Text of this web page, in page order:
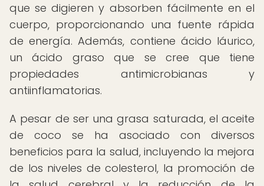
que se digieren y absorben fácilmente en el
cuerpo, proporcionando una fuente rápida
de energía. Además, contiene ácido láurico,
un ácido graso que se cree que tiene
propiedades antimicrobianas y
antiinflamatorias.
A pesar de ser una grasa saturada, el aceite
de coco se ha asociado con diversos
beneficios para la salud, incluyendo la mejora
de los niveles de colesterol, la promoción de